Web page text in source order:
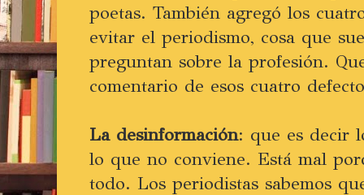
poetas. También agregó los
evitar el periodismo, cosa que
preguntan sobre la profesión.
comentario de esos cuatro
La desinformación: que es decir
lo que no conviene. Está mal
todo. Los periodistas sabemos